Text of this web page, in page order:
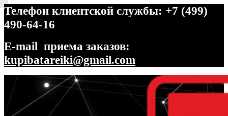
Телефон клиентской службы: +7 (499)
490-64-16
E-mail приема заказов:
kupibatareiki@gmail.com
Перейти
навигации
Перейти
содержимому